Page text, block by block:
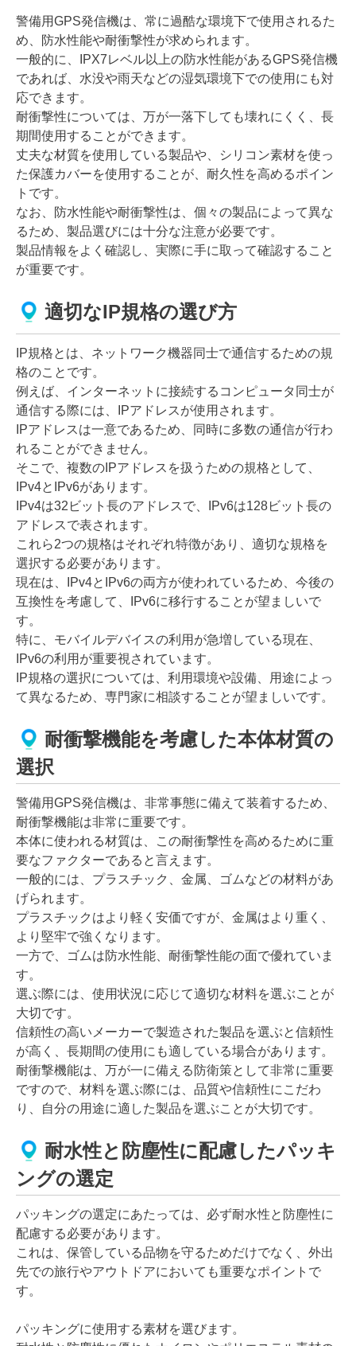
警備用GPS発信機は、常に過酷な環境下で使用されるた
め、防水性能や耐衝撃性が求められます。
一般的に、IPX7レベル以上の防水性能があるGPS発信機
であれば、水没や雨天などの湿気環境下での使用にも対
応できます。
耐衝撃性については、万が一落下しても壊れにくく、長
期間使用することができます。
丈夫な材質を使用している製品や、シリコン素材を使っ
た保護カバーを使用することが、耐久性を高めるポイン
トです。
なお、防水性能や耐衝撃性は、個々の製品によって異な
るため、製品選びには十分な注意が必要です。
製品情報をよく確認し、実際に手に取って確認すること
が重要です。
適切なIP規格の選び方
IP規格とは、ネットワーク機器同士で通信するための規
格のことです。
例えば、インターネットに接続するコンピュータ同士が
通信する際には、IPアドレスが使用されます。
IPアドレスは一意であるため、同時に多数の通信が行わ
れることができません。
そこで、複数のIPアドレスを扱うための規格として、
IPv4とIPv6があります。
IPv4は32ビット長のアドレスで、IPv6は128ビット長の
アドレスで表されます。
これら2つの規格はそれぞれ特徴があり、適切な規格を
選択する必要があります。
現在は、IPv4とIPv6の両方が使われているため、今後の
互換性を考慮して、IPv6に移行することが望ましいで
す。
特に、モバイルデバイスの利用が急増している現在、
IPv6の利用が重要視されています。
IP規格の選択については、利用環境や設備、用途によっ
て異なるため、専門家に相談することが望ましいです。
耐衝撃機能を考慮した本体材質の
選択
警備用GPS発信機は、非常事態に備えて装着するため、
耐衝撃機能は非常に重要です。
本体に使われる材質は、この耐衝撃性を高めるために重
要なファクターであると言えます。
一般的には、プラスチック、金属、ゴムなどの材料があ
げられます。
プラスチックはより軽く安価ですが、金属はより重く、
より堅牢で強くなります。
一方で、ゴムは防水性能、耐衝撃性能の面で優れていま
す。
選ぶ際には、使用状況に応じて適切な材料を選ぶことが
大切です。
信頼性の高いメーカーで製造された製品を選ぶと信頼性
が高く、長期間の使用にも適している場合があります。
耐衝撃機能は、万が一に備える防衛策として非常に重要
ですので、材料を選ぶ際には、品質や信頼性にこだわ
り、自分の用途に適した製品を選ぶことが大切です。
耐水性と防塵性に配慮したパッキ
ングの選定
パッキングの選定にあたっては、必ず耐水性と防塵性に
配慮する必要があります。
これは、保管している品物を守るためだけでなく、外出
先での旅行やアウトドアにおいても重要なポイントで
す。
パッキングに使用する素材を選びます。